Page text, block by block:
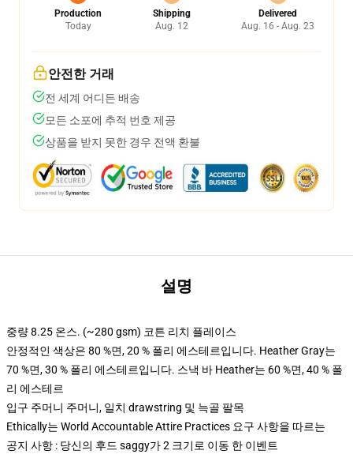
Production
Today
Shipping
Aug. 12
Delivered
Aug. 16 - Aug. 23
안전한 거래
전 세계 어디든 배송
모든 소포에 추적 번호 제공
상품을 받지 못한 경우 전액 환불
설명
중량 8.25 온스. (~280 gsm) 코튼 리치 플레이스
안정적인 색상은 80 %면, 20 % 폴리 에스테르입니다. Heather Gray는
70 %면, 30 % 폴리 에스테르입니다. 스낵 바 Heather는 60 %면, 40 % 폴
리 에스테르
입구 주머니 주머니, 일치 drawstring 및 늑골 팔목
Ethically는 World Accountable Attire Practices 요구 사항을 따르는
공지 사항 : 당신의 후드 saggy가 2 크기로 이동 한 이벤트